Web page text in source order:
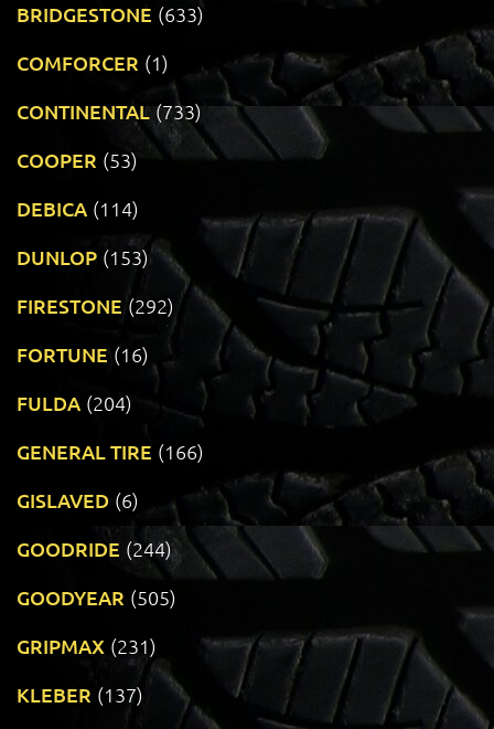
BRIDGESTONE (633)
COMFORCER (1)
CONTINENTAL (733)
COOPER (53)
DEBICA (114)
DUNLOP (153)
FIRESTONE (292)
FORTUNE (16)
FULDA (204)
GENERAL TIRE (166)
GISLAVED (6)
GOODRIDE (244)
GOODYEAR (505)
GRIPMAX (231)
KLEBER (137)